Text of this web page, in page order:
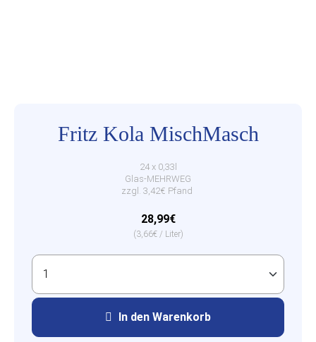
Fritz Kola MischMasch
24 x 0,33l
Glas-MEHRWEG
zzgl. 3,42€ Pfand
28,99€
(3,66€ / Liter)
In den Warenkorb